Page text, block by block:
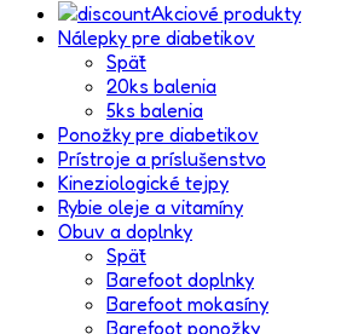
Akciové produkty
Nálepky pre diabetikov
Späť
20ks balenia
5ks balenia
Ponožky pre diabetikov
Prístroje a príslušenstvo
Kineziologické tejpy
Rybie oleje a vitamíny
Obuv a doplnky
Späť
Barefoot doplnky
Barefoot mokasíny
Barefoot ponožky